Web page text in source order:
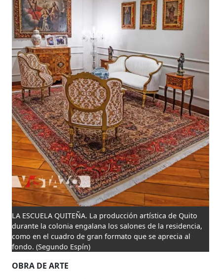
LA ESCUELA QUITEÑA. La producción artística de Quito
durante la colonia engalana los salones de la residencia,
como en el cuadro de gran formato que se aprecia al
fondo. (Segundo Espín)
OBRA DE ARTE